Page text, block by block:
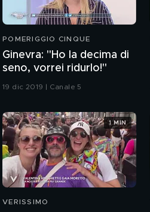
POMERIGGIO CINQUE
Ginevra: "Ho la decima di
seno, vorrei ridurlo!"
19 dic 2019 | Canale 5
VERISSIMO
1 MIN